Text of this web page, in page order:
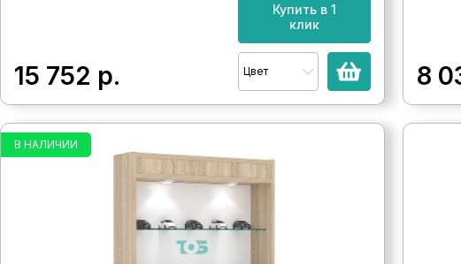
15 752 р.
Купить в 1
клик
Цвет 8
В НАЛИЧИИ